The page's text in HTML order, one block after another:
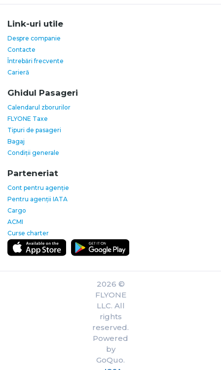
Link-uri utile
Despre companie
Contacte
Întrebări frecvente
Carieră
Ghidul Pasageri
Calendarul zborurilor
FLYONE Taxe
Tipuri de pasageri
Bagaj
Condiții generale
Parteneriat
Cont pentru agenție
Pentru agenții IATA
Cargo
ACMI
Curse charter
2026 ©
FLYONE
LLC. All
rights
reserved.
Powered
by
GoQuo.